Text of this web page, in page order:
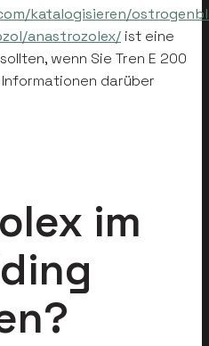
katalogisieren/
anastrozolex/ ist eine
wenn Sie Tren E 200
darüber
im